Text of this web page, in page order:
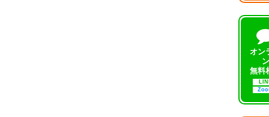
オン
ン
無料